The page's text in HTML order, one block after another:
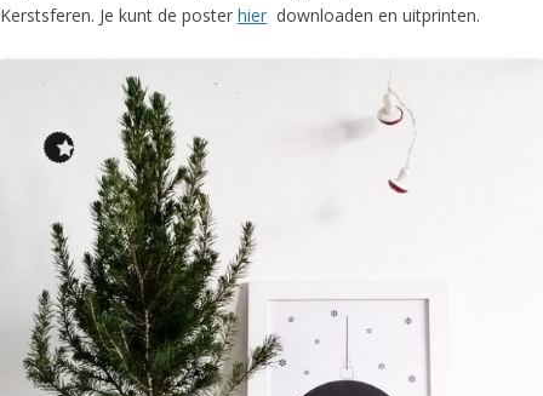
Kerstsferen. Je kunt de poster hier downloaden en uitprinten.